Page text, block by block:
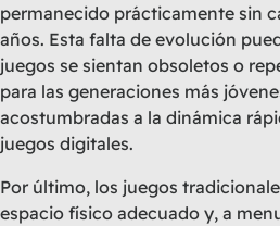
permanecido prácticamente sin
años. Esta falta de evolución
juegos se sientan obsoletos o
para las generaciones más
acostumbradas a la dinámica
juegos digitales.
Por último, los juegos
espacio físico adecuado y, a